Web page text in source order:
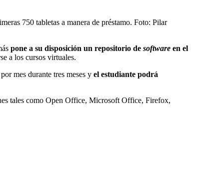
750 tabletas a manera de préstamo. Foto: Pilar
pone a su disposición un repositorio de software en el
a los cursos virtuales.
mes durante tres meses y el estudiante podrá
tales como Open Office, Microsoft Office, Firefox,